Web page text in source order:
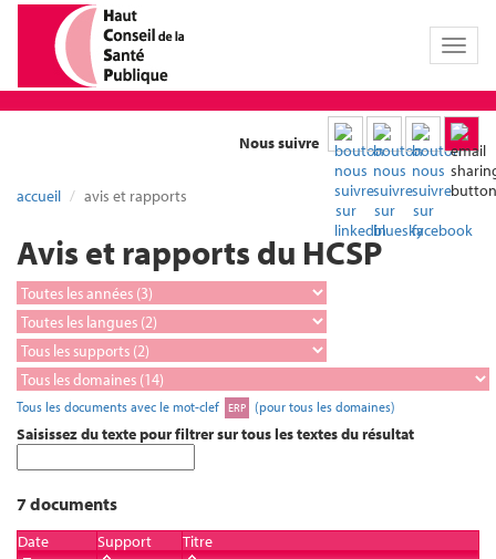
Toggle
Nous suivre
accueil avis et rapports
Avis et rapports du HCSP
Tous les documents avec le mot-clef ERP (pour tous les domaines)
Saisissez du texte pour filtrer sur tous les textes du résultat
7 documents
Date Support
Titre